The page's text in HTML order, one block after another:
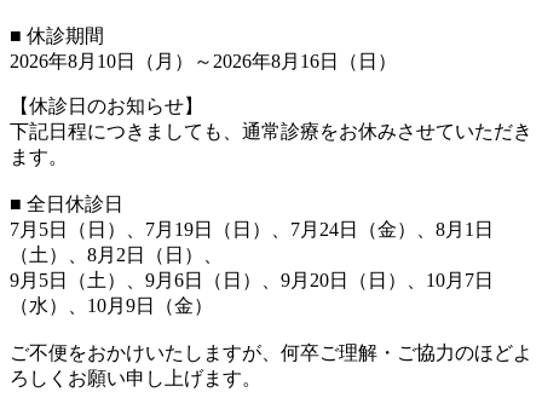
■ 休診期間
2026年8月10日（月）～2026年8月16日（日）
【休診日のお知らせ】
下記日程につきましても、通常診療をお休みさせていただき
ます。
■ 全日休診日
7月5日（日）、7月19日（日）、7月24日（金）、8月1日
（土）、8月2日（日）、
9月5日（土）、9月6日（日）、9月20日（日）、10月7日
（水）、10月9日（金）
ご不便をおかけいたしますが、何卒ご理解・ご協力のほどよ
ろしくお願い申し上げます。